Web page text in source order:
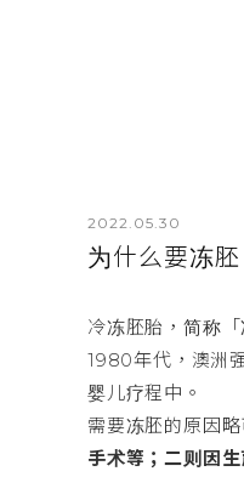
2022.05.30
为什么要冻
冷冻胚胎，简称
1980年代，澳洲
婴儿疗程中。
需要冻胚的原因略
手术等；二则因